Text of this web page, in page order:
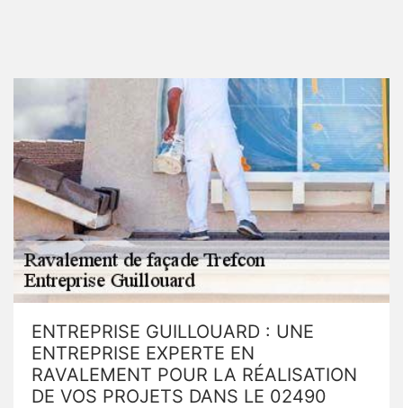
ENTREPRISE GUILLOUARD : UNE
ENTREPRISE EXPERTE EN
RAVALEMENT POUR LA RÉALISATION
DE VOS PROJETS DANS LE 02490